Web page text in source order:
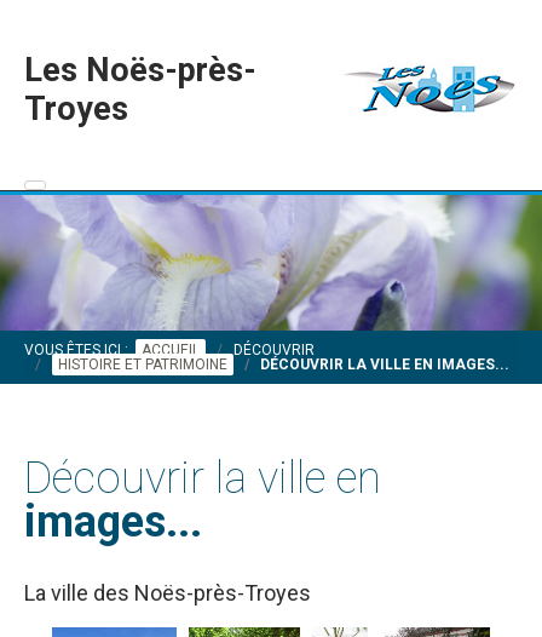
Les Noës-près-
Troyes
VOUS ÊTES ICI : ACCUEIL
DÉCOUVRIR
HISTOIRE ET PATRIMOINE
DÉCOUVRIR LA VILLE EN IMAGES...
Découvrir la ville en
images...
La ville des Noës-près-Troyes